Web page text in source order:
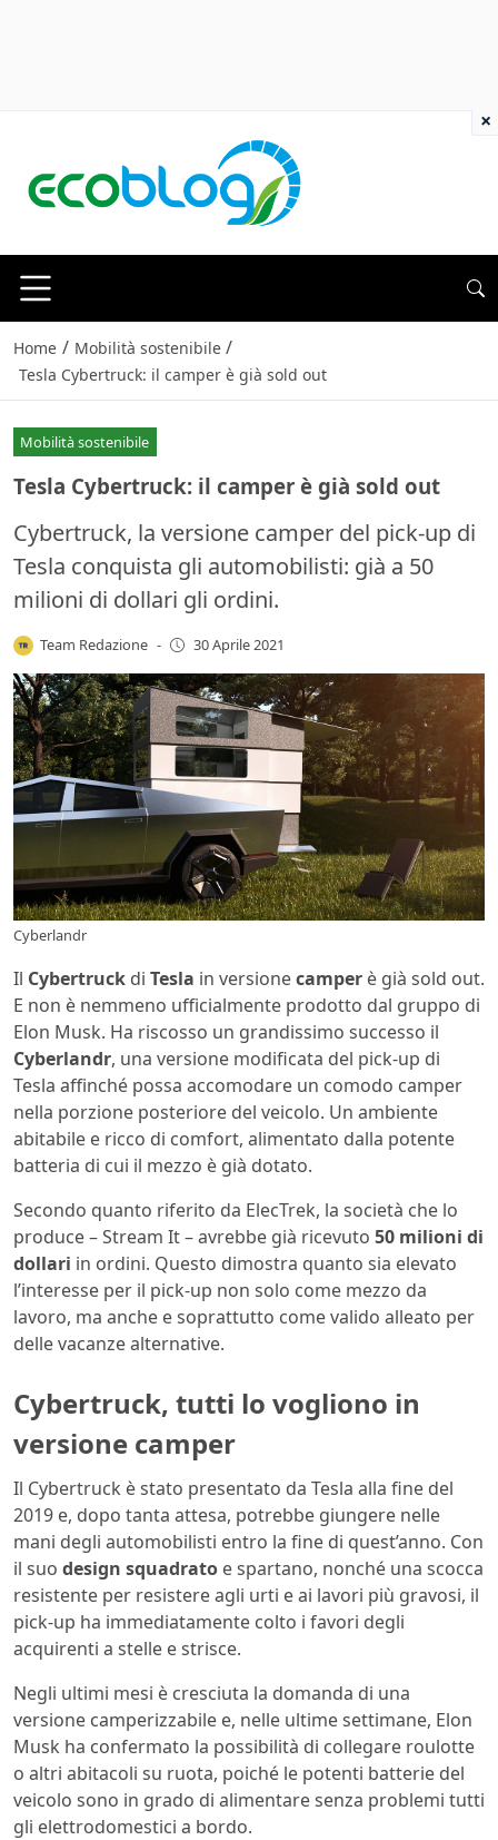
Home / Mobilità sostenibile /
Tesla Cybertruck: il camper è già sold out
Mobilità sostenibile
Tesla Cybertruck: il camper è già sold out
Cybertruck, la versione camper del pick-up di
Tesla conquista gli automobilisti: già a 50
milioni di dollari gli ordini.
Team Redazione - 30 Aprile 2021
Cyberlandr
Il Cybertruck di Tesla in versionecamper è già sold out.
E non è nemmeno ufficialmente prodotto dal gruppo di
Elon Musk. Ha riscosso un grandissimo successo il
Cyberlandr, una versione modificata del pick-up di
Tesla affinché possa accomodare un comodo camper
nella porzione posteriore del veicolo. Un ambiente
abitabile e ricco di comfort, alimentato dalla potente
batteria di cui il mezzo è già dotato.
Secondo quanto riferito da ElecTrek, la società che lo
produce – Stream It – avrebbe già ricevuto 50 milioni di
dollari in ordini. Questo dimostra quanto sia elevato
l’interesse per il pick-up non solo come mezzo da
lavoro, ma anche e soprattutto come valido alleato per
delle vacanze alternative.
Cybertruck, tutti lo vogliono in
versione camper
Il Cybertruck è stato presentato da Tesla alla fine del
2019 e, dopo tanta attesa, potrebbe giungere nelle
mani degli automobilisti entro la fine di quest’anno. Con
il suo design squadrato e spartano, nonché una scocca
resistente per resistere agli urti e ai lavori più gravosi, il
pick-up ha immediatamente colto i favori degli
acquirenti a stelle e strisce.
Negli ultimi mesi è cresciuta la domanda di una
versione camperizzabile e, nelle ultime settimane, Elon
Musk ha confermato la possibilità di collegare roulotte
o altri abitacoli su ruota, poiché le potenti batterie del
veicolo sono in grado di alimentare senza problemi tutti
gli elettrodomestici a bordo.
×